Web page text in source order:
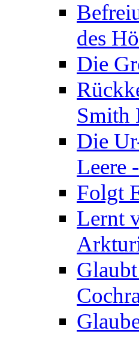
des
Die
Smith
Die
Leere
Folgt
Lernt